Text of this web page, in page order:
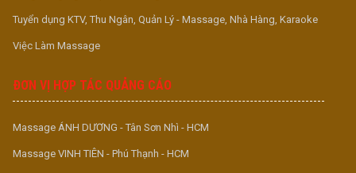
Tuyển dụng KTV, Thu Ngân, Quản Lý - Massage, Nhà Hàng, Karaoke
Việc Làm Massage
ĐƠN VỊ HỢP TÁC QUẢNG CÁO
Massage ÁNH DƯƠNG - Tân Sơn Nhì - HCM
Massage VINH TIÊN - Phú Thạnh - HCM